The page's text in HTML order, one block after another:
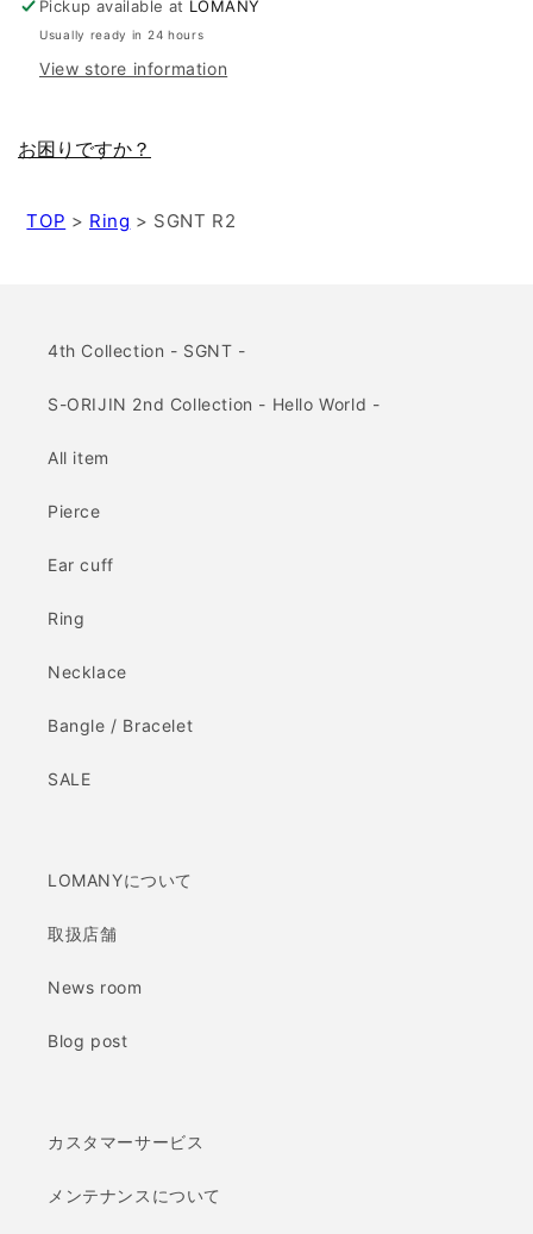
Pickup available at LOMANY
Usually ready in 24 hours
View store information
お困りですか？
TOP > Ring > SGNT R2
4th Collection - SGNT -
S-ORIJIN 2nd Collection - Hello World -
All item
Pierce
Ear cuff
Ring
Necklace
Bangle / Bracelet
SALE
LOMANYについて
取扱店舗
News room
Blog post
カスタマーサービス
メンテナンスについて